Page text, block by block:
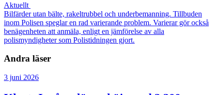
Aktuellt
Bilfärder utan bälte, rakeltrubbel och underbemanning. Tillbuden
inom Polisen speglar en rad varierande problem. Varierar gör också
benägenheten att anmäla, enligt en jämförelse av alla
polismyndigheter som Polistidningen gjort.
Andra läser
3 juni 2026